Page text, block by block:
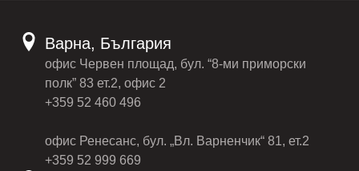
Варна, България
офис Червен площад, бул. “8-ми приморски
полк” 83 ет.2, офис 2
+359 52 460 496
офис Ренесанс, бул. „Вл. Варненчик“ 81, ет.2
+359 52 999 669